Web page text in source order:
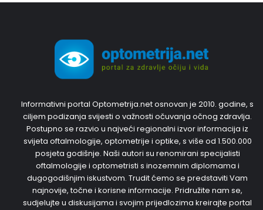
Informativni portal Optometrija.net osnovan je 2010. godine, s
ciljem podizanja svijesti o važnosti očuvanja očnog zdravlja.
Postupno se razvio u najveći regionalni izvor informacija iz
svijeta oftalmologije, optometrije i optike, s više od 1.500.000
posjeta godišnje. Naši autori su renomirani specijalisti
oftalmologije i optometristi s inozemnim diplomama i
dugogodišnjim iskustvom. Trudit ćemo se predstaviti Vam
najnovije, točne i korisne informacije. Pridružite nam se,
sudjelujte u diskusijama i svojim prijedlozima kreirajte portal